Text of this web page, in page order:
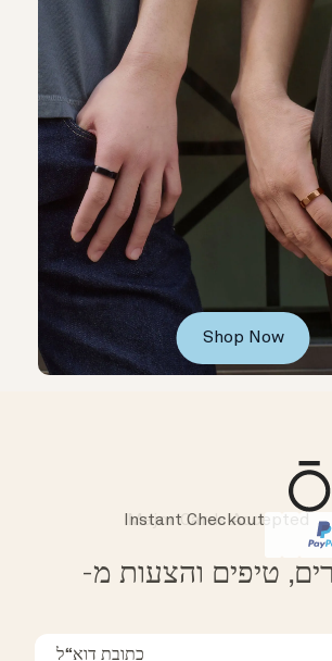
Shop Now
Instant Checkout
טיפים והצעות מ-